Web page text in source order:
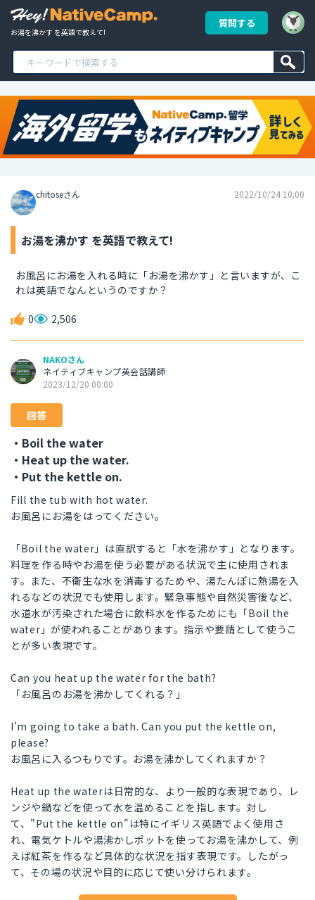
お湯を沸かす を英語で教えて!
質問する
chitoseさん 2022/10/24 10:00
お湯を沸かす を英語で教えて!
お風呂にお湯を入れる時に「お湯を沸かす」と言いますが、こ
れは英語でなんというのですか？
0 2,506
NAKOさん
ネイティブキャンプ英会話講師
2023/12/20 00:00
回答
・Boil the water
・Heat up the water.
・Put the kettle on.
Fill the tub with hot water.
お風呂にお湯をはってください。
「Boil the water」は直訳すると「水を沸かす」となります。
料理を作る時やお湯を使う必要がある状況で主に使用されま
す。また、不衛生な水を消毒するためや、湯たんぽに熱湯を入
れるなどの状況でも使用します。緊急事態や自然災害後など、
水道水が汚染された場合に飲料水を作るためにも「Boil the
water」が使われることがあります。指示や要請として使うこ
とが多い表現です。
Can you heat up the water for the bath?
「お風呂のお湯を沸かしてくれる？」
I'm going to take a bath. Can you put the kettle on,
please?
お風呂に入るつもりです。お湯を沸かしてくれますか？
Heat up the waterは日常的な、より一般的な表現であり、レ
ンジや鍋などを使って水を温めることを指します。対し
て、"Put the kettle on"は特にイギリス英語でよく使用さ
れ、電気ケトルや湯沸かしポットを使ってお湯を沸かして、例
えば紅茶を作るなど具体的な状況を指す表現です。したがっ
て、その場の状況や目的に応じて使い分けられます。